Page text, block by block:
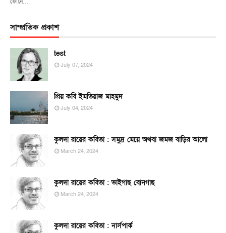
সাম্প্রতিক প্রকাশ
test
July 07, 2024
প্রিয় কবি ইমতিয়াজ মাহমুদ
July 04, 2024
কুলদা রায়ের কবিতা : সমুদ্র মেয়ে অথবা জমজ বাড়ির আলো
March 24, 2024
কুলদা রায়ের কবিতা : ভাইগাছ বোনগাছ
March 24, 2024
কুলদা রায়ের কবিতা : নার্সপার্ক